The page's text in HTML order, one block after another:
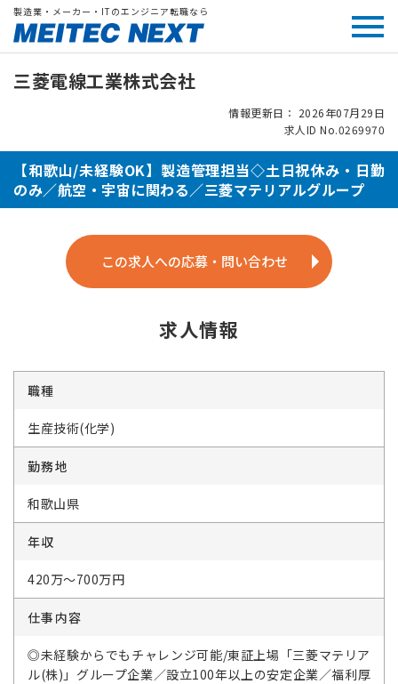
製造業・メーカー・ITのエンジニア転職なら
三菱電線工業株式会社
情報更新日： 2026年07月29日
求人ID No.0269970
【和歌山/未経験OK】製造管理担当◇土日祝休み・日勤
のみ／航空・宇宙に関わる／三菱マテリアルグループ
この求人への応募・問い合わせ
求人情報
職種
生産技術(化学)
勤務地
和歌山県
年収
420万～700万円
仕事内容
◎未経験からでもチャレンジ可能/東証上場「三菱マテリア
ル(株)」グループ企業／設立100年以上の安定企業／福利厚